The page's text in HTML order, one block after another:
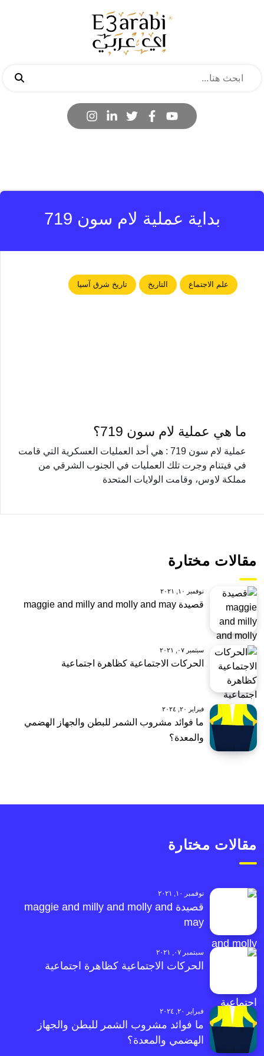
بداية عملية لام سون 719
علم الاجتماع التاريخ تاريخ شرق آسيا
ما هي عملية لام سون 719؟
عملية لام سون 719 : هي أحد العمليات العسكرية التي قامت
في فيتنام وجرت تلك العمليات في الجنوب الشرقي من
مملكة لاوس، وقامت الولايات المتحدة
مقالات مختارة
نوفمبر ١٠, ٢٠٢١
قصيدة maggie and milly and molly and may
سبتمبر ٠٧, ٢٠٢١
الحركات الاجتماعية كظاهرة اجتماعية
فبراير ٢٠, ٢٠٢٤
ما فوائد مشروب الشمر للبطن والجهاز الهضمي
والمعدة؟
مقالات مختارة
نوفمبر ١٠, ٢٠٢١
قصيدة maggie and milly and molly and
may
سبتمبر ٠٧, ٢٠٢١
الحركات الاجتماعية كظاهرة اجتماعية
فبراير ٢٠, ٢٠٢٤
ما فوائد مشروب الشمر للبطن والجهاز
الهضمي والمعدة؟